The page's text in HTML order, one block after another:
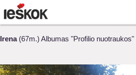
Irena(67m.) Albumas "Profilio nuotraukos"